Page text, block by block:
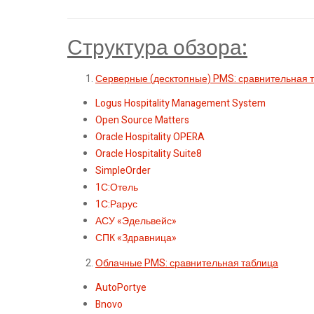
Структура обзора:
Серверные (десктопные) PMS: сравнительная
Logus Hospitality Management System
Open Source Matters
Oracle Hospitality OPERA
Oracle Hospitality Suite8
SimpleOrder
1С:Отель
1С:Рарус
АСУ «Эдельвейс»
СПК «Здравница»
Облачные PMS: сравнительная таблица
AutoPortye
Bnovo